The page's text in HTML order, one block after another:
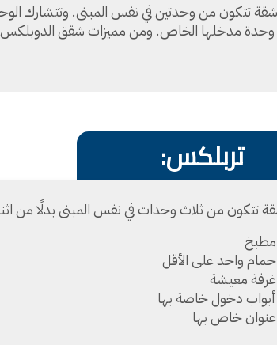
تتكون من وحدتين في نفس المبنى. وتتشارك
مدخلها الخاص. ومن مميزات شقق الدوبلكس
تربلكس:
تتكون من ثلاث وحدات في نفس المبنى بدلًا من
مطبخ
حمام واحد على الأقل
غرفة معيشة
أبواب دخول خاصة بها
عنوان خاص بها